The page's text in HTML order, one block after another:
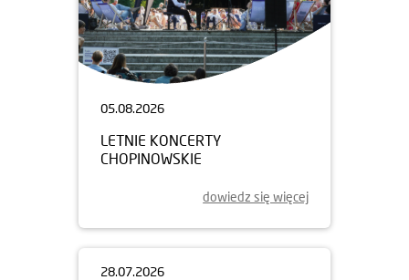
05.08.2026
LETNIE KONCERTY
CHOPINOWSKIE
dowiedz się więcej
28.07.2026